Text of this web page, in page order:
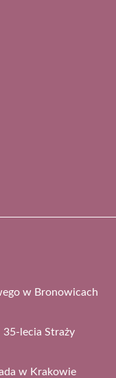
w Bronowicach
35-lecia Straży
w Krakowie